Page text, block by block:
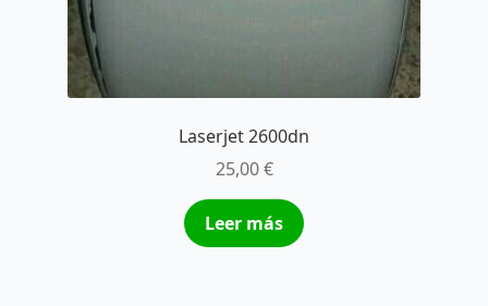
Laserjet 2600dn
25,00€
Leer más